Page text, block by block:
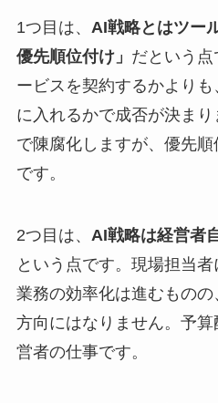
1つ目は、 AI戦略とはツー
優先順位付け」 だという
ービスを契約するかより
に入れるかで成否が決ま
で陳腐化しますが、優先
です。
2つ目は、 AI戦略は経営者
という点です。現場担当
業務の効率化は進むもの
方向にはなりません。予
営者の仕事です。